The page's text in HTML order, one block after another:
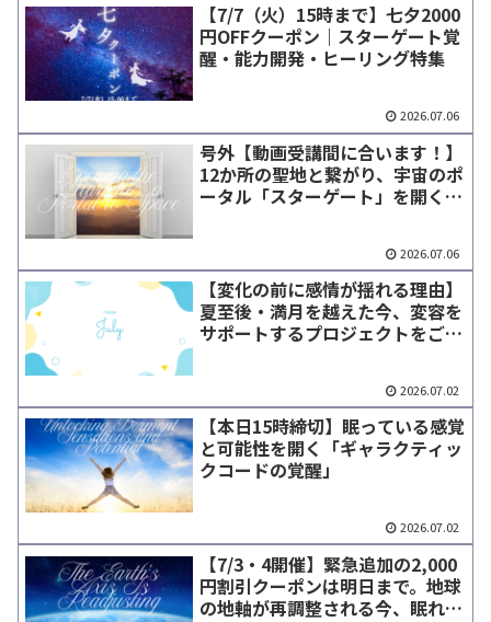
【7/7（火）15時まで】七夕2000
円OFFクーポン｜スターゲート覚
醒・能力開発・ヒーリング特集
2026.07.06
号外【動画受講間に合います！】
12か所の聖地と繋がり、宇宙のポ
ータル「スターゲート」を開く
2026.07.06
【変化の前に感情が揺れる理由】
夏至後・満月を越えた今、変容を
サポートするプロジェクトをご紹
2026.07.02
【本日15時締切】眠っている感覚
と可能性を開く「ギャラクティッ
クコードの覚醒」
2026.07.02
【7/3・4開催】緊急追加の2,000
円割引クーポンは明日まで。地球
の地軸が再調整される今、眠れる